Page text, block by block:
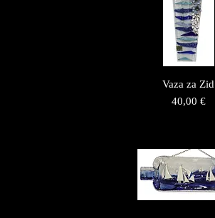
Vaza za Zid
Price
40,00 €